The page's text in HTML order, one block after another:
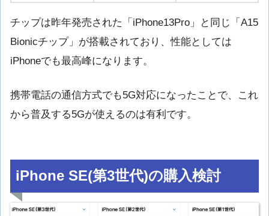
チップは昨年発売された「iPhone13Pro」と同じ「A15
Bionicチップ」が搭載されており、性能としては
iPhoneでも最高峰になります。
携帯電話の通信方式でも5G対応になったことで、これ
から普及する5Gが使えるのは有利です。
iPhone SE(第3世代)の購入検討